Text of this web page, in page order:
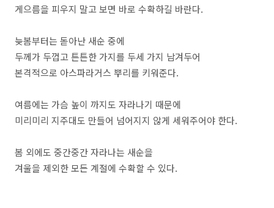
게으름을 피우지 말고 보면 바로 수확하길 바란다.
늦봄부터는 돋아난 새순 중에
두께가 두껍고 튼튼한 가지를 두세 가지 남겨두어
본격적으로 아스파라거스 뿌리를 키워준다.
여름에는 가슴 높이 까지도 자라나기 때문에
미리미리 지주대도 만들어 넘어지지 않게 세워주어야 한다.
봄 외에도 중간중간 자라나는 새순을
겨울을 제외한 모든 계절에 수확할 수 있다.